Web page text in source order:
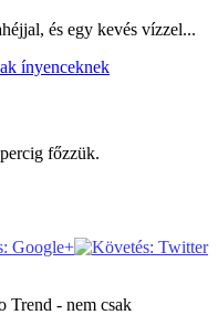
és egy kevés vízzel...
főzzük.
Trend - nem csak